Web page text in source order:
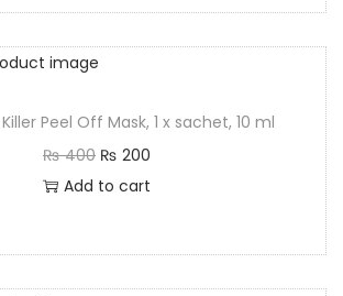
Peel Off Mask, 1 x sachet, 10 ml
₨400 ₨ 200
Add to cart